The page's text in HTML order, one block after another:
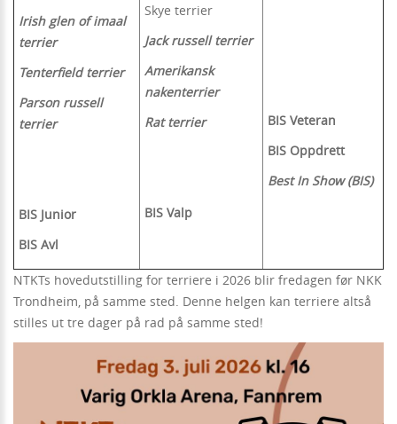
Irish glen of imaal
terrier
Tenterfield terrier
Parson russell
terrier
BIS Junior
BIS Avl
Skye terrier
Jack russell terrier
Amerikansk
nakenterrier
Rat terrier
BIS Valp
BIS Veteran
BIS Oppdrett
Best In Show (BIS)
NTKTs hovedutstilling for terriere i 2026 blir fredagen før NKK
Trondheim, på samme sted. Denne helgen kan terriere altså
stilles ut tre dager på rad på samme sted!